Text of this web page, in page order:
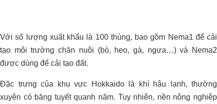
Với số lượng xuất khẩu là 100 thùng, bao gồm Nema1 để cải
tạo môi trường chăn nuôi (bò, heo, gà, ngựa…) và Nema2
được dùng để cải tạo đất.
Đặc trưng của khu vực Hokkaido là khí hậu lạnh, thường
xuyên có băng tuyết quanh năm. Tuy nhiên, nền nông nghiệp
TẠI CHÂU PHI